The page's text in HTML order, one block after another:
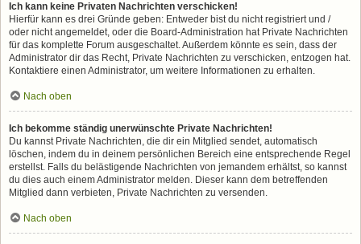
Ich kann keine Privaten Nachrichten verschicken!
Hierfür kann es drei Gründe geben: Entweder bist du nicht registriert und /
oder nicht angemeldet, oder die Board-Administration hat Private Nachrichten
für das komplette Forum ausgeschaltet. Außerdem könnte es sein, dass der
Administrator dir das Recht, Private Nachrichten zu verschicken, entzogen hat.
Kontaktiere einen Administrator, um weitere Informationen zu erhalten.
Nach oben
Ich bekomme ständig unerwünschte Private Nachrichten!
Du kannst Private Nachrichten, die dir ein Mitglied sendet, automatisch
löschen, indem du in deinem persönlichen Bereich eine entsprechende Regel
erstellst. Falls du belästigende Nachrichten von jemandem erhältst, so kannst
du dies auch einem Administrator melden. Dieser kann dem betreffenden
Mitglied dann verbieten, Private Nachrichten zu versenden.
Nach oben